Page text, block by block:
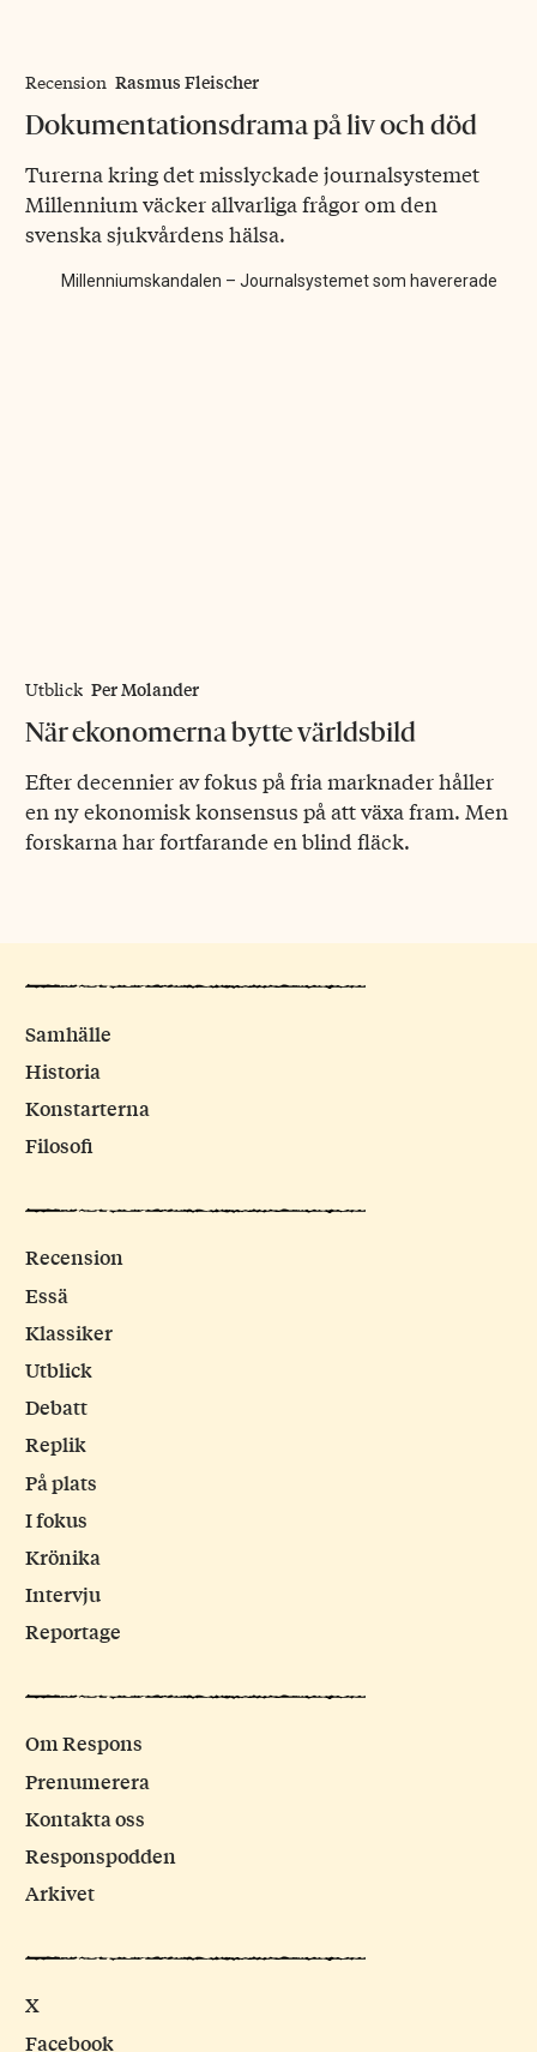
Recension Rasmus Fleischer
Dokumentationsdrama på liv och död
Turerna kring det misslyckade journalsystemet
Millennium väcker allvarliga frågor om den
svenska sjukvårdens hälsa.
Millenniumskandalen – Journalsystemet som havererade
Utblick Per Molander
När ekonomerna bytte världsbild
Efter decennier av fokus på fria marknader håller
en ny ekonomisk konsensus på att växa fram. Men
forskarna har fortfarande en blind fläck.
Samhälle
Historia
Konstarterna
Filosofi
Recension
Essä
Klassiker
Utblick
Debatt
Replik
På plats
I fokus
Krönika
Intervju
Reportage
Om Respons
Prenumerera
Kontakta oss
Responspodden
Arkivet
X
Facebook